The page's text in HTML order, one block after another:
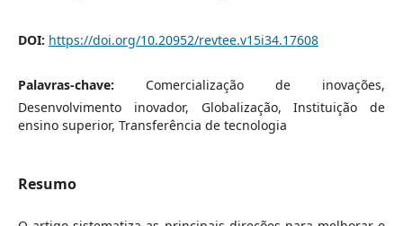
DOI: https://doi.org/10.20952/revtee.v15i34.17608
Palavras-chave: Comercialização de inovações,
Desenvolvimento inovador, Globalização, Instituição de
ensino superior, Transferência de tecnologia
Resumo